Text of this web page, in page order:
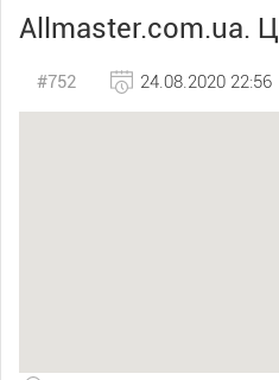
Allmaster.com.ua.
#752 24.08.2020 22:56